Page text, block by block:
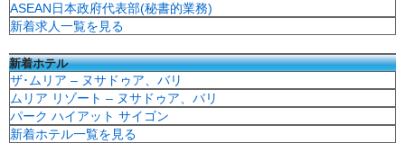
ASEAN日本政府代表部(秘書的業務)
新着求人一覧を見る
新着ホテル
ザ･ムリア – ヌサドゥア、バリ
ムリア リゾート – ヌサドゥア、バリ
パーク ハイアット サイゴン
新着ホテル一覧を見る